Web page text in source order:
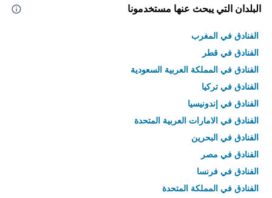
البلدان التي يبحث عنها مستخدمونا
الفنادق في المغرب
الفنادق في قطر
الفنادق في المملكة العربية السعودية
الفنادق في تركيا
الفنادق في إندونيسيا
الفنادق في الامارات العربية المتحدة
الفنادق في البحرين
الفنادق في مصر
الفنادق في فرنسا
الفنادق في المملكة المتحدة